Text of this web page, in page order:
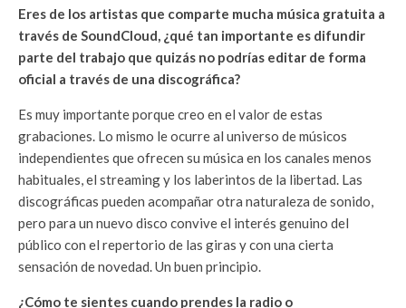
Eres de los artistas que comparte mucha música gratuita a
través de SoundCloud, ¿qué tan importante es difundir
parte del trabajo que quizás no podrías editar de forma
oficial a través de una discográfica?
Es muy importante porque creo en el valor de estas
grabaciones. Lo mismo le ocurre al universo de músicos
independientes que ofrecen su música en los canales menos
habituales, el streaming y los laberintos de la libertad. Las
discográficas pueden acompañar otra naturaleza de sonido,
pero para un nuevo disco convive el interés genuino del
público con el repertorio de las giras y con una cierta
sensación de novedad. Un buen principio.
¿Cómo te sientes cuando prendes la radio o